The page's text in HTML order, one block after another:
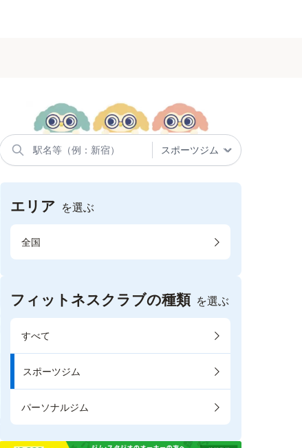
エリア を選ぶ
全国
フィットネスクラブの種類 を選ぶ
すべて
スポーツジム
パーソナルジム